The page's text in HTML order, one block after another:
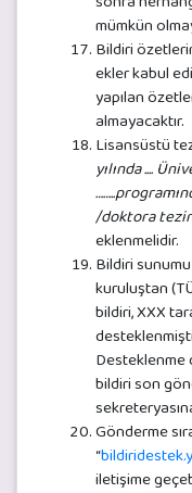
mümkün
Bildiri
ekler kabul
yapılan
almayacaktır.
Lisansüstü
yılında ....
/doktora
eklenmelidir.
Bildiri
kuruluştan
bildiri, XXX
Desteklenme
bildiri son
Gönderme
“
iletişime